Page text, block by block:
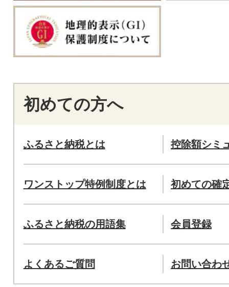
初めての方へ
ふるさと納税とは 控除額シミ
ワンストップ特例制度とは 初めての確
ふるさと納税の用語集 会員登録
よくあるご質問 お問い合わ